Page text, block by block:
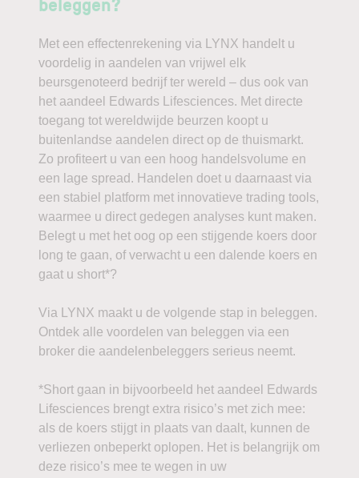
Met een effectenrekening via LYNX handelt u
voordelig in aandelen van vrijwel elk
beursgenoteerd bedrijf ter wereld – dus ook van
het aandeel Edwards Lifesciences. Met directe
toegang tot wereldwijde beurzen koopt u
buitenlandse aandelen direct op de thuismarkt.
Zo profiteert u van een hoog handelsvolume en
een lage spread. Handelen doet u daarnaast via
een stabiel platform met innovatieve trading tools,
waarmee u direct gedegen analyses kunt maken.
Belegt u met het oog op een stijgende koers door
long te gaan, of verwacht u een dalende koers en
gaat u short*?
Via LYNX maakt u de volgende stap in beleggen.
Ontdek alle voordelen van beleggen via een
broker die aandelenbeleggers serieus neemt.
*Short gaan in bijvoorbeeld het aandeel Edwards
Lifesciences brengt extra risico’s met zich mee:
als de koers stijgt in plaats van daalt, kunnen de
verliezen onbeperkt oplopen. Het is belangrijk om
deze risico’s mee te wegen in uw